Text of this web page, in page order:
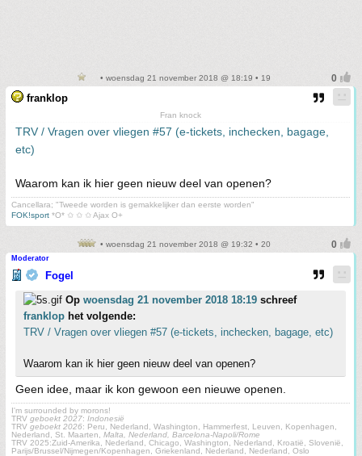
• woensdag 21 november 2018 @ 18:19 • 19
franklop
Fran knock
TRV / Vragen over vliegen #57 (e-tickets, inchecken, bagage,
etc)
Waarom kan ik hier geen nieuw deel van openen?
Cancellara; "Tweede worden is gemakkelijker dan eerste worden"
FOK!sport *O* ✩ ✩ ✩ Ajax O+
• woensdag 21 november 2018 @ 19:32 • 20
Moderator
Fogel
Op woensdag 21 november 2018 18:19 schreef
franklop het volgende:
TRV / Vragen over vliegen #57 (e-tickets, inchecken, bagage, etc)
Waarom kan ik hier geen nieuw deel van openen?
Geen idee, maar ik kon gewoon een nieuwe openen.
I'm surrounded by morons!
TRV geboekt 2027: Indonesië
TRV geboekt 2026: Peru, Nederland, Washington, Hammerfest, Leuven, Kopenhagen,
Nederland, St. Maarten, Malta, Nederland, Barcelona-Napoli/Rome
TRV 2025:Zuid-Amerika, Nederland, Chicago, Washington, Nederland, Kroatië, Slovenië,
Parijs/Brussel/Nijmegen/Kopenhagen, Griekenland, Nederland, Nederland, Oslo